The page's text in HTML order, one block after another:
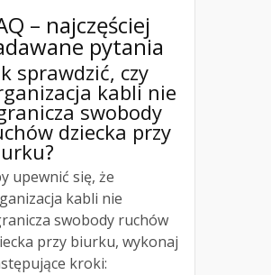
– najczęściej
pytania
sprawdzić, czy
kabli nie
swobody
dziecka przy
upewnić się, że
kabli nie
swobody ruchów
przy biurku, wykonaj
kroki: